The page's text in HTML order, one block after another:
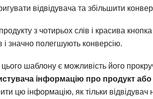
відвідувача та збільшити
з чотирьох слів і красива
і значно полегшують конверсію.
шаблону є можливість його
інформацію про продукт або
цю інформацію, як тільки відвідувач